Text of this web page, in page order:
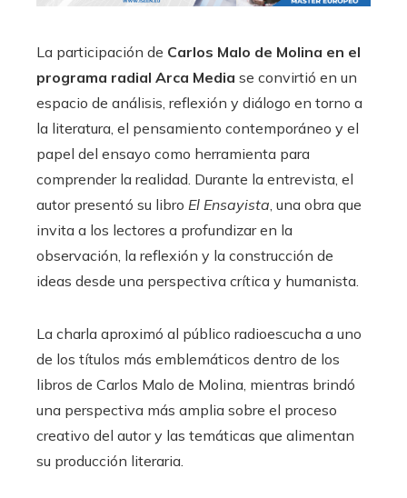
La participación de Carlos Malo de Molina en el
programa radial Arca Media se convirtió en un
espacio de análisis, reflexión y diálogo en torno a
la literatura, el pensamiento contemporáneo y el
papel del ensayo como herramienta para
comprender la realidad. Durante la entrevista, el
autor presentó su libro El Ensayista , una obra que
invita a los lectores a profundizar en la
observación, la reflexión y la construcción de
ideas desde una perspectiva crítica y humanista.
La charla aproximó al público radioescucha a uno
de los títulos más emblemáticos dentro de los
libros de Carlos Malo de Molina, mientras brindó
una perspectiva más amplia sobre el proceso
creativo del autor y las temáticas que alimentan
su producción literaria.